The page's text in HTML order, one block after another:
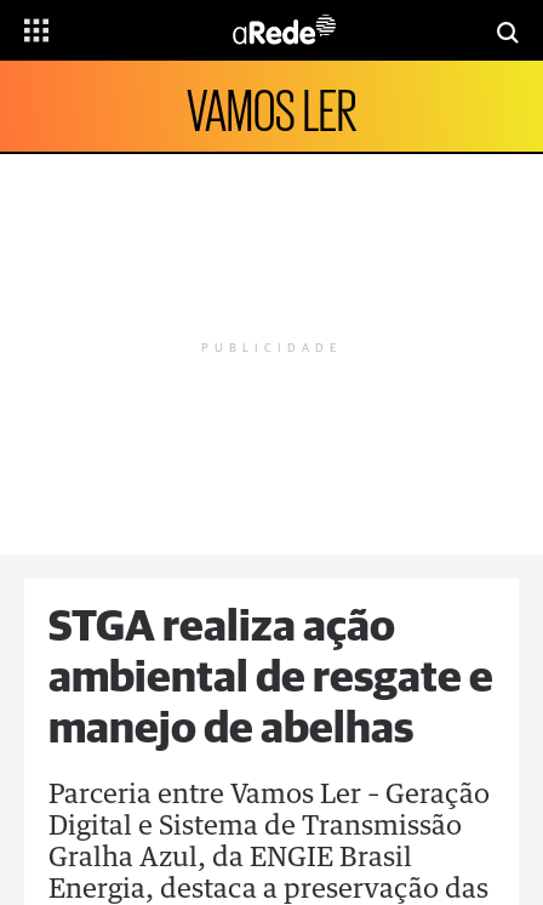
VAMOS LER
PUBLICIDADE
STGA realiza ação
ambiental de resgate e
manejo de abelhas
Parceria entre Vamos Ler – Geração
Digital e Sistema de Transmissão
Gralha Azul, da ENGIE Brasil
Energia, destaca a preservação das